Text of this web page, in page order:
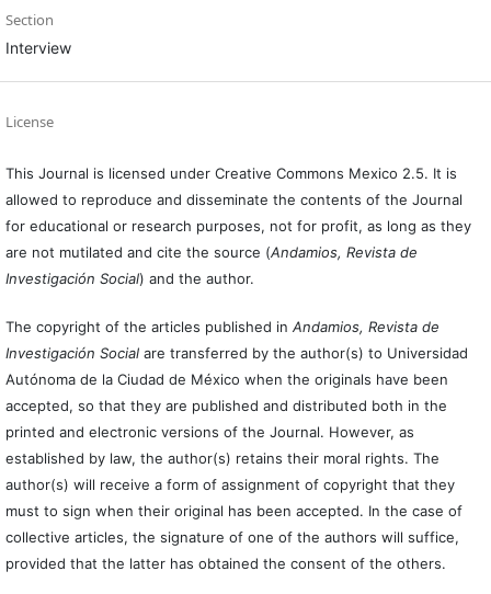
Section
Interview
License
This Journal is licensed under Creative Commons Mexico 2.5. It is
allowed to reproduce and disseminate the contents of the Journal
for educational or research purposes, not for profit, as long as they
are not mutilated and cite the source (Andamios, Revista de
Investigación Social) and the author.
The copyright of the articles published in Andamios, Revista de
Investigación Socialare transferred by the author(s) to Universidad
Autónoma de la Ciudad de México when the originals have been
accepted, so that they are published and distributed both in the
printed and electronic versions of the Journal. However, as
established by law, the author(s) retains their moral rights. The
author(s) will receive a form of assignment of copyright that they
must to sign when their original has been accepted. In the case of
collective articles, the signature of one of the authors will suffice,
provided that the latter has obtained the consent of the others.